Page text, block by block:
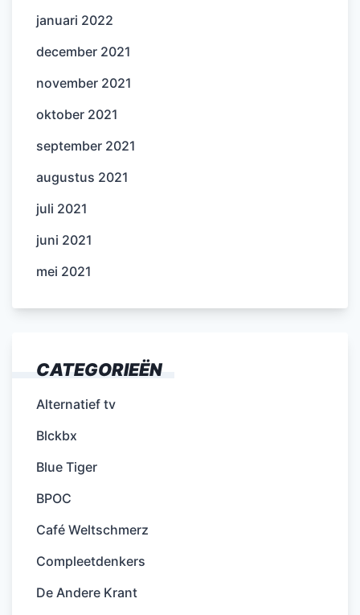
januari 2022
december 2021
november 2021
oktober 2021
september 2021
augustus 2021
juli 2021
juni 2021
mei 2021
CATEGORIEËN
Alternatief tv
Blckbx
Blue Tiger
BPOC
Café Weltschmerz
Compleetdenkers
De Andere Krant